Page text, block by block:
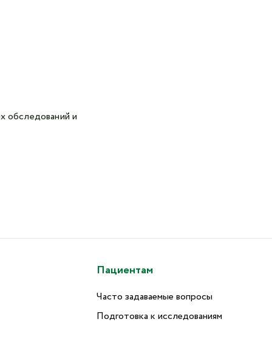
обследований и
Пациентам
Часто задаваемые вопросы
Подготовка к исследованиям